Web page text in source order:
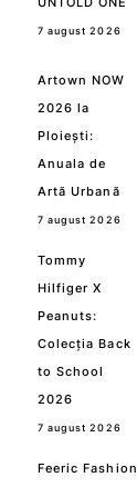
7 august 2026
Artown NOW
2026 la
Ploiești:
Anuala de
Artă Urbană
7 august 2026
Tommy
Hilfiger X
Peanuts:
Colecția Back
to School
2026
7 august 2026
Feeric Fashion